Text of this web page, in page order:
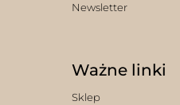
Newsletter
Ważne linki
Sklep